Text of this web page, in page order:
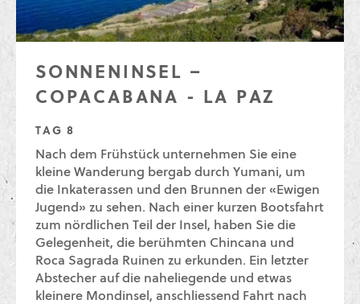
SONNENINSEL –
COPACABANA - LA PAZ
TAG 8
Nach dem Frühstück unternehmen Sie eine
kleine Wanderung bergab durch Yumani, um
die Inkaterassen und den Brunnen der «Ewigen
Jugend» zu sehen. Nach einer kurzen Bootsfahrt
zum nördlichen Teil der Insel, haben Sie die
Gelegenheit, die berühmten Chincana und
Roca Sagrada Ruinen zu erkunden. Ein letzter
Abstecher auf die naheliegende und etwas
kleinere Mondinsel, anschliessend Fahrt nach